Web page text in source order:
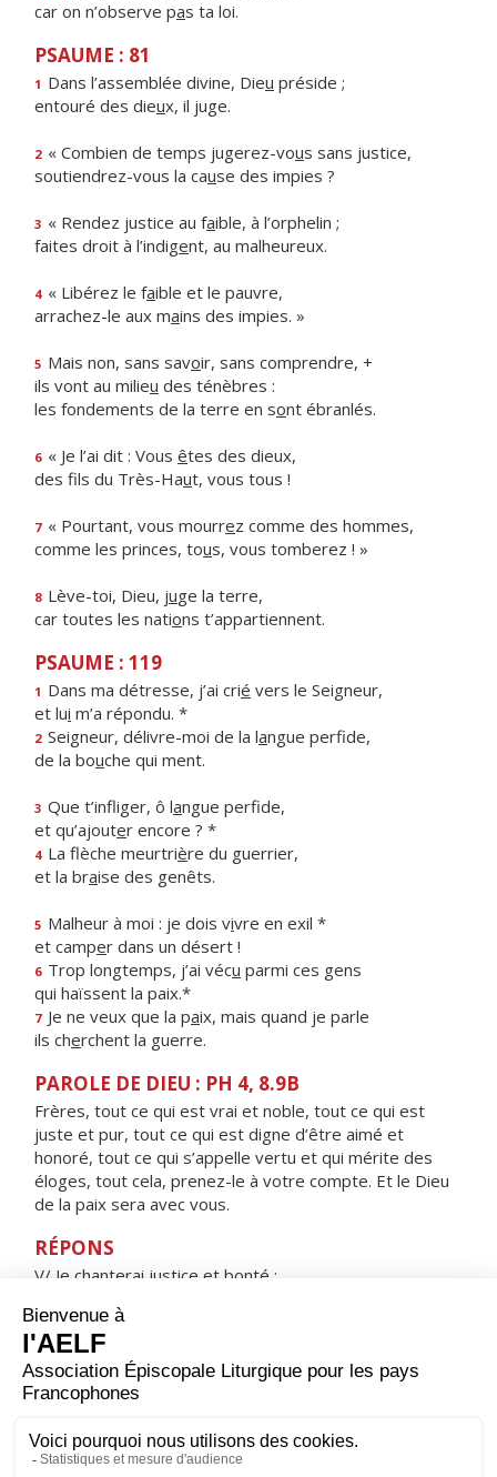
car on n’observe pas ta loi.
PSAUME : 81
1 Dans l’assemblée divine, Dieu préside ;
entouré des dieux, il juge.
2 « Combien de temps jugerez-vous sans justice,
soutiendrez-vous la cause des impies ?
3 « Rendez justice au faible, à l’orphelin ;
faites droit à l’indigent, au malheureux.
4 « Libérez le faible et le pauvre,
arrachez-le aux mains des impies. »
5 Mais non, sans savoir, sans comprendre, +
ils vont au milieu des ténèbres :
les fondements de la terre en sont ébranlés.
6 « Je l’ai dit : Vous êtes des dieux,
des fils du Très-Haut, vous tous !
7 « Pourtant, vous mourrez comme des hommes,
comme les princes, tous, vous tomberez ! »
8 Lève-toi, Dieu, juge la terre,
car toutes les nations t’appartiennent.
PSAUME : 119
1 Dans ma détresse, j’ai crié vers le Seigneur,
et lui m’a répondu. *
2 Seigneur, délivre-moi de la langue perfide,
de la bouche qui ment.
3 Que t’infliger, ô langue perfide,
et qu’ajouter encore ? *
4 La flèche meurtrière du guerrier,
et la braise des genêts.
5 Malheur à moi : je dois vivre en exil *
et camper dans un désert !
6 Trop longtemps, j’ai vécu parmi ces gens
qui haïssent la paix.*
7 Je ne veux que la paix, mais quand je parle
ils cherchent la guerre.
PAROLE DE DIEU : PH 4, 8.9B
Frères, tout ce qui est vrai et noble, tout ce qui est
juste et pur, tout ce qui est digne d’être aimé et
honoré, tout ce qui s’appelle vertu et qui mérite des
éloges, tout cela, prenez-le à votre compte. Et le Dieu
de la paix sera avec vous.
RÉPONS
V/ Je chanterai justice et bonté :
ORAISON
Seigneur notre Dieu, c'est à Marie Madeleine que ton
Fils bien-aimé a confié la première annonce de la joie
grâce d'annoncer le Christ ressuscité et de le
contempler un jour dans ta gloire. Lui qui règne.